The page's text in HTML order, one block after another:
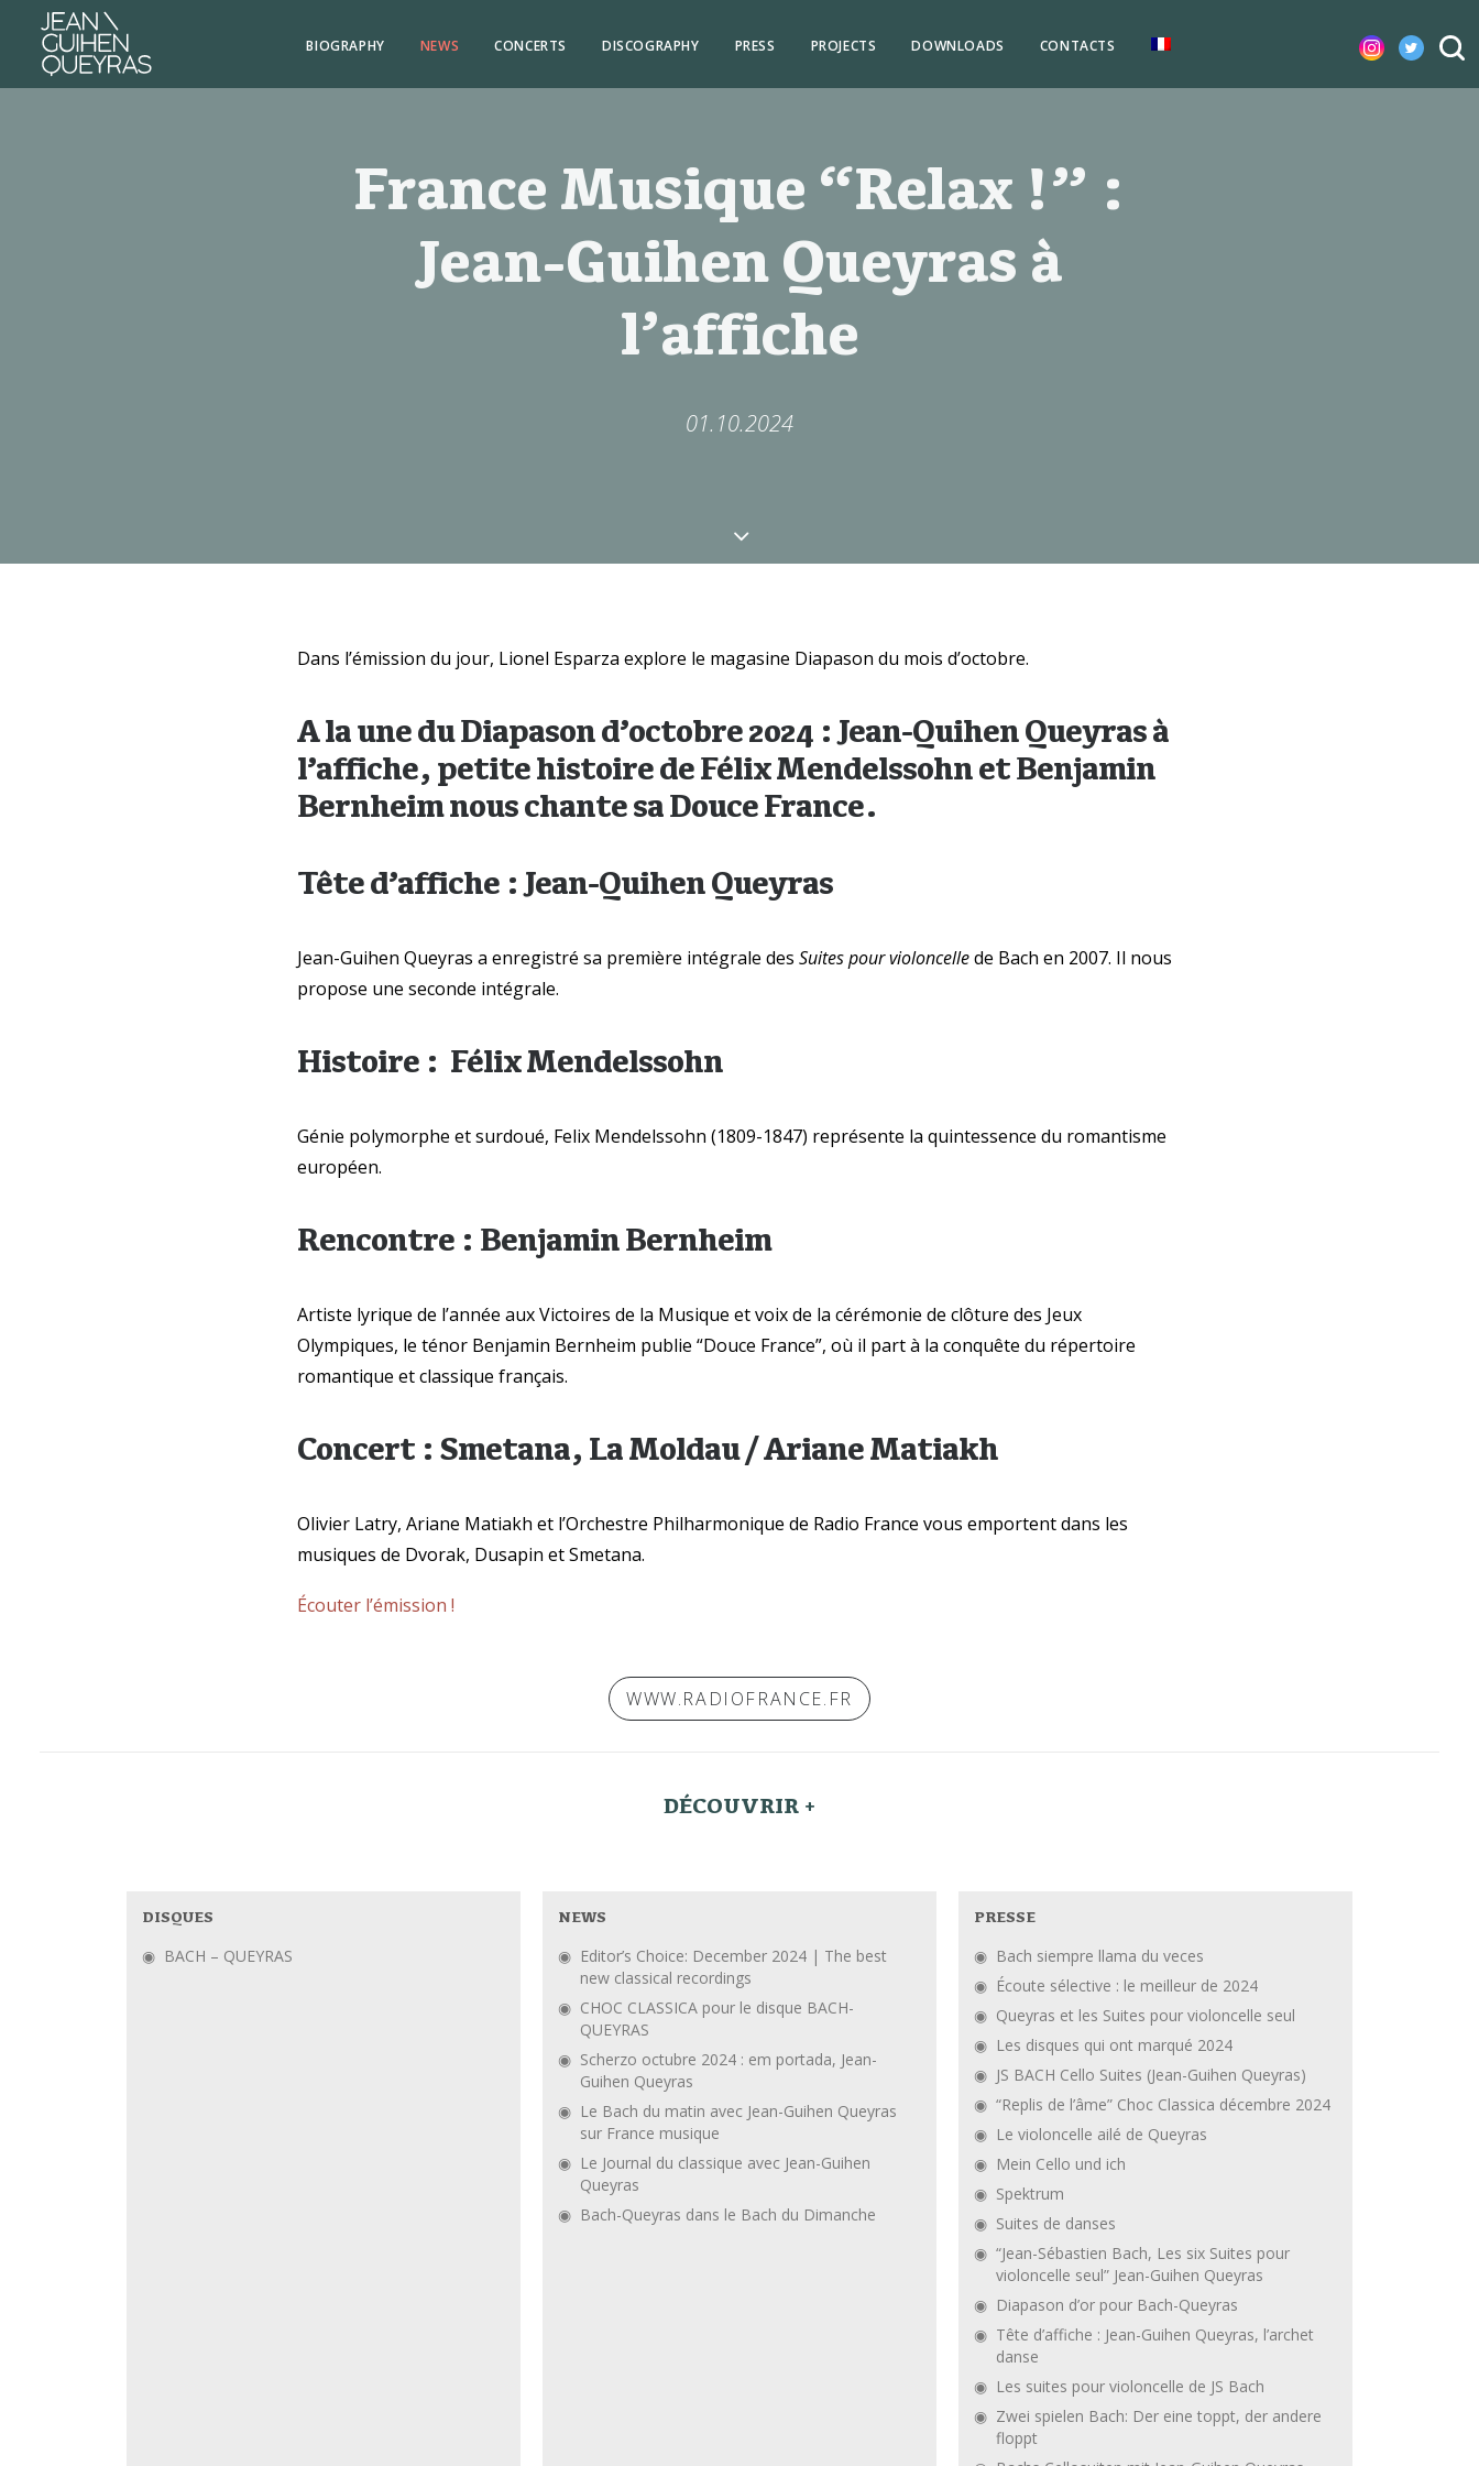
BIOGRAPHY NEWS CONCERTS DISCOGRAPHY PRESS PROJECTS DOWNLOADS CONTACTS
France Musique “Relax !” :
Jean-Guihen Queyras à
l’affiche
01.10.2024
Dans l’émission du jour, Lionel Esparza explore le magasine Diapason du mois d’octobre.
A la une du Diapason d’octobre 2024 : Jean-Quihen Queyras à
l’affiche, petite histoire de Félix Mendelssohn et Benjamin
Bernheim nous chante sa Douce France.
Tête d’affiche : Jean-Quihen Queyras
Jean-Guihen Queyras a enregistré sa première intégrale des Suites pour violoncellede Bach en 2007. Il nous
propose une seconde intégrale.
Histoire : Félix Mendelssohn
Génie polymorphe et surdoué, Felix Mendelssohn (1809-1847) représente la quintessence du romantisme
européen.
Rencontre : Benjamin Bernheim
Artiste lyrique de l’année aux Victoires de la Musique et voix de la cérémonie de clôture des Jeux
Olympiques, le ténor Benjamin Bernheim publie “Douce France”, où il part à la conquête du répertoire
romantique et classique français.
Concert : Smetana, La Moldau / Ariane Matiakh
Olivier Latry, Ariane Matiakh et l’Orchestre Philharmonique de Radio France vous emportent dans les
musiques de Dvorak, Dusapin et Smetana.
Écouter l’émission !
WWW.RADIOFRANCE.FR
DÉCOUVRIR +
DISQUES
BACH – QUEYRAS
NEWS
Editor’s Choice: December 2024 | The best
new classical recordings
CHOC CLASSICA pour le disque BACH-
QUEYRAS
Scherzo octubre 2024 : em portada, Jean-
Guihen Queyras
Le Bach du matin avec Jean-Guihen Queyras
sur France musique
Le Journal du classique avec Jean-Guihen
Queyras
Bach-Queyras dans le Bach du Dimanche
PRESSE
Bach siempre llama du veces
Écoute sélective : le meilleur de 2024
Queyras et les Suites pour violoncelle seul
Les disques qui ont marqué 2024
JS BACH Cello Suites (Jean-Guihen Queyras)
“Replis de l’âme” Choc Classica décembre 2024
Le violoncelle ailé de Queyras
Mein Cello und ich
Spektrum
Suites de danses
“Jean-Sébastien Bach, Les six Suites pour
violoncelle seul” Jean-Guihen Queyras
Diapason d’or pour Bach-Queyras
Tête d’affiche : Jean-Guihen Queyras, l’archet
danse
Les suites pour violoncelle de JS Bach
Zwei spielen Bach: Der eine toppt, der andere
floppt